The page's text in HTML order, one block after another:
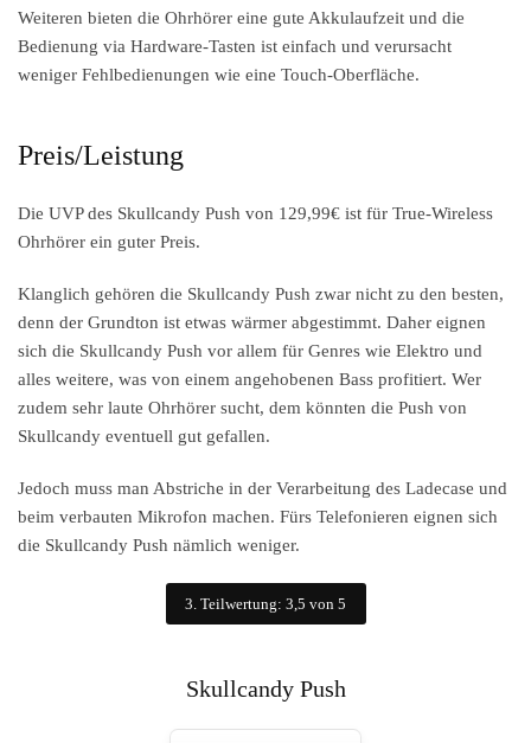
Weiteren bieten die Ohrhörer eine gute Akkulaufzeit und die
Bedienung via Hardware-Tasten ist einfach und verursacht
weniger Fehlbedienungen wie eine Touch-Oberfläche.
Preis/Leistung
Die UVP des Skullcandy Push von 129,99€ ist für True-Wireless
Ohrhörer ein guter Preis.
Klanglich gehören die Skullcandy Push zwar nicht zu den besten,
denn der Grundton ist etwas wärmer abgestimmt. Daher eignen
sich die Skullcandy Push vor allem für Genres wie Elektro und
alles weitere, was von einem angehobenen Bass profitiert. Wer
zudem sehr laute Ohrhörer sucht, dem könnten die Push von
Skullcandy eventuell gut gefallen.
Jedoch muss man Abstriche in der Verarbeitung des Ladecase und
beim verbauten Mikrofon machen. Fürs Telefonieren eignen sich
die Skullcandy Push nämlich weniger.
3. Teilwertung: 3,5 von 5
Skullcandy Push